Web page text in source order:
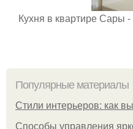
Кухня в квартире Сары
Популярные материалы
Стили интерьеров: как
Способы управления